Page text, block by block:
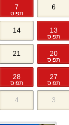
6
7
תפוס
13
תפוס
14
20
תפוס
21
27
תפוס
28
תפוס
3
4